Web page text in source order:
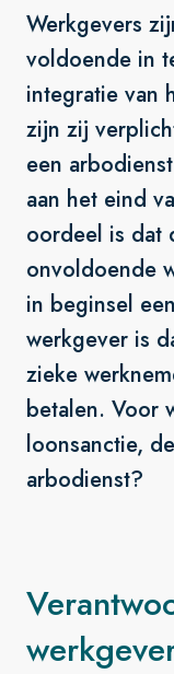
Werkgevers
voldoende in
integratie van
zijn zij
een
aan het eind
oordeel is dat
onvoldoende
in beginsel
werkgever is
zieke
betalen. Voor
loonsanctie,
arbodienst?